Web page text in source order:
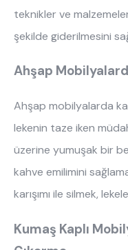
teknikler ve
şekilde giderilmesini
Ahşap
Ahşap mobilyalarda
lekenin taze iken
üzerine yumuşak bir
kahve emilimini
karışımı ile silmek,
Kumaş Kaplı